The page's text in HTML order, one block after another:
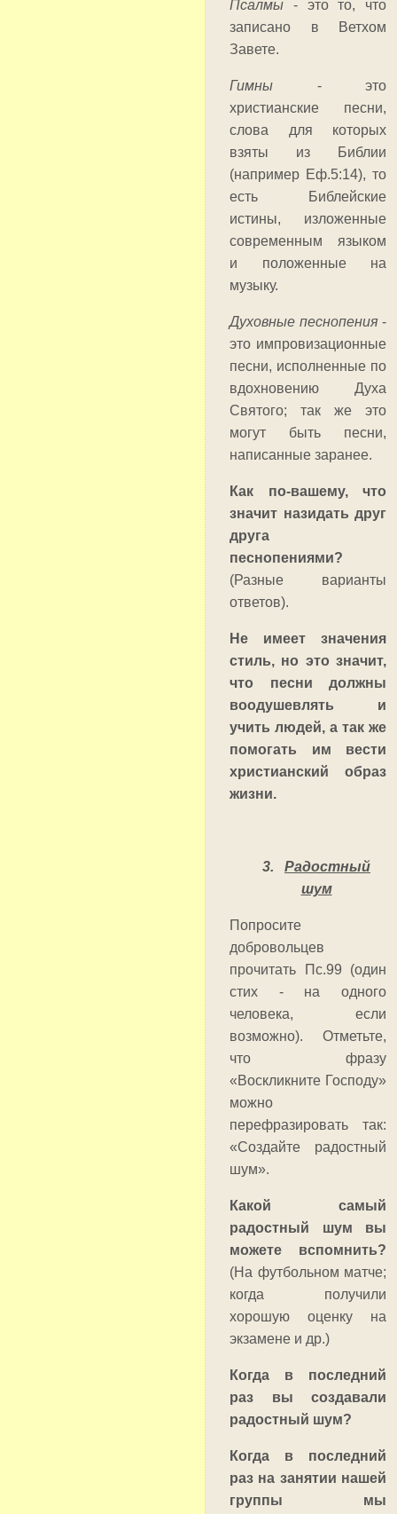
Псалмы - это то, что
записано в Ветхом
Завете.
Гимны - это
христианские песни,
слова для которых
взяты из Библии
(например Еф.5:14), то
есть Библейские
истины, изложенные
современным языком
и положенные на
музыку.
Духовные песнопения -
это импровизационные
песни, исполненные по
вдохновению Духа
Святого; так же это
могут быть песни,
написанные заранее.
Как по-вашему, что
значит назидать друг
друга
песнопениями?
(Разные варианты
ответов).
Не имеет значения
стиль, но это значит,
что песни должны
воодушевлять и
учить людей, а так же
помогать им вести
христианский образ
жизни.
3. Радостный
шум
Попросите
добровольцев
прочитать Пс.99 (один
стих - на одного
человека, если
возможно). Отметьте,
что фразу
«Воскликните Господу»
можно
перефразировать так:
«Создайте радостный
шум».
Какой самый
радостный шум вы
можете вспомнить?
(На футбольном матче;
когда получили
хорошую оценку на
экзамене и др.)
Когда в последний
раз вы создавали
радостный шум?
Когда в последний
раз на занятии нашей
группы мы